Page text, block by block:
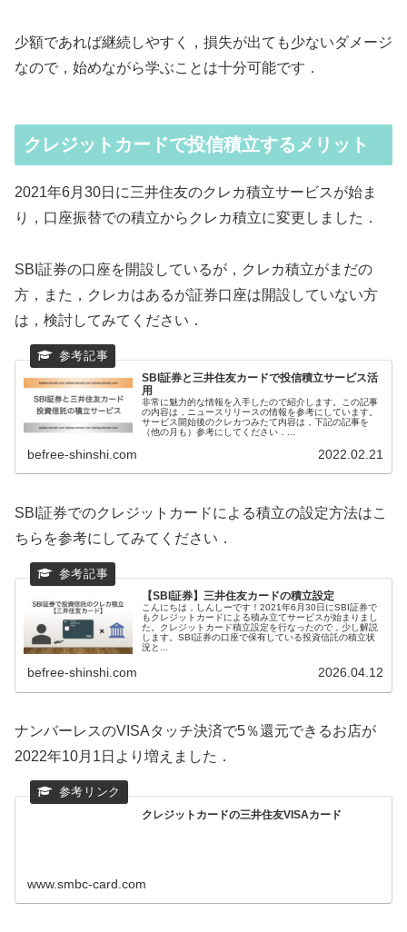
少額であれば継続しやすく，損失が出ても少ないダメージ
なので，始めながら学ぶことは十分可能です．
クレジットカードで投信積立するメリット
2021年6月30日に三井住友のクレカ積立サービスが始ま
り，口座振替での積立からクレカ積立に変更しました．
SBI証券の口座を開設しているが，クレカ積立がまだの
方，また，クレカはあるが証券口座は開設していない方
は，検討してみてください．
SBI証券と三井住友カードで投信積立サービス活
用
非常に魅力的な情報を入手したので紹介します。この記事
の内容は，ニュースリリースの情報を参考にしています。
サービス開始後のクレカつみたて内容は，下記の記事を
（他の月も）参考にしてください．...
befree-shinshi.com 2022.02.21
SBI証券でのクレジットカードによる積立の設定方法はこ
ちらを参考にしてみてください．
【SBI証券】三井住友カードの積立設定
こんにちは，しんしーです！2021年6月30日にSBI証券で
もクレジットカードによる積み立てサービスが始まりまし
た。クレジットカード積立設定を行なったので，少し解説
します。SBI証券の口座で保有している投資信託の積立状
況と...
befree-shinshi.com 2026.04.12
ナンバーレスのVISAタッチ決済で5％還元できるお店が
2022年10月1日より増えました．
クレジットカードの三井住友VISAカード
www.smbc-card.com